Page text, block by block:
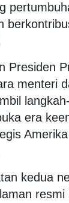
Presiden
menteri
era
kedua
resmi